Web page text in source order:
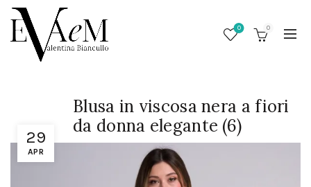
0 0
29
APR
Blusa in viscosa nera a fiori
da donna elegante (6)